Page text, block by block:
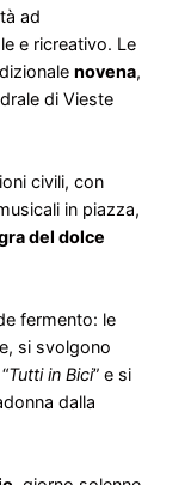
ad
e ricreativo. Le
novena,
di Vieste
civili, con
in piazza,
del dolce
fermento: le
si svolgono
Tutti in Bici” e si
dalla